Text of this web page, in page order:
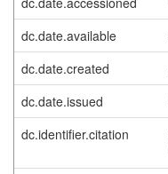
dc.date.available
dc.date.created
dc.date.issued
dc.identifier.citation